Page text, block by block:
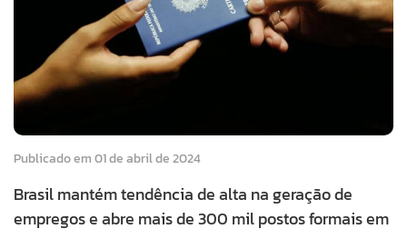
Publicado em 01 de abril de 2024
Brasil mantém tendência de alta na geração de
empregos e abre mais de 300 mil postos formais em